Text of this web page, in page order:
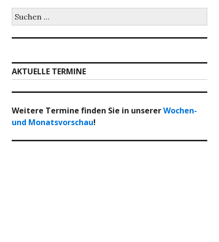
nach:
AKTUELLE TERMINE
Weitere Termine finden Sie in unsererWochen-
und Monatsvorschau!